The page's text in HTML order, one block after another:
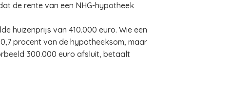
de rente van een NHG-hypotheek
huizenprijs van 410.000 euro. Wie een
procent van de hypotheeksom, maar
300.000 euro afsluit, betaalt